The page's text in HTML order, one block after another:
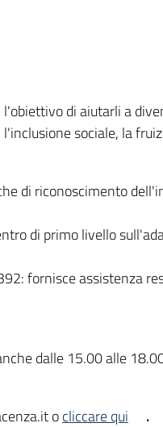
di aiutarli a
sociale, la
di riconoscimento
di primo livello
fornisce assistenza
dalle 15.00 alle
ocliccare qui .